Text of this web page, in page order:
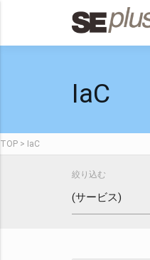
IaC
TOP IaC
絞り込む